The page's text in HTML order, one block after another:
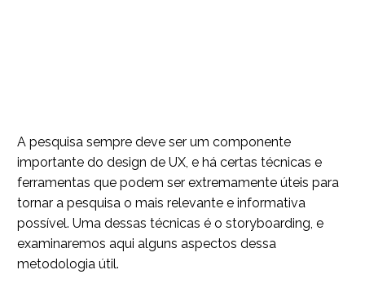
A pesquisa sempre deve ser um componente
importante do design de UX, e há certas técnicas e
ferramentas que podem ser extremamente úteis para
tornar a pesquisa o mais relevante e informativa
possível. Uma dessas técnicas é o storyboarding, e
examinaremos aqui alguns aspectos dessa
metodologia útil.